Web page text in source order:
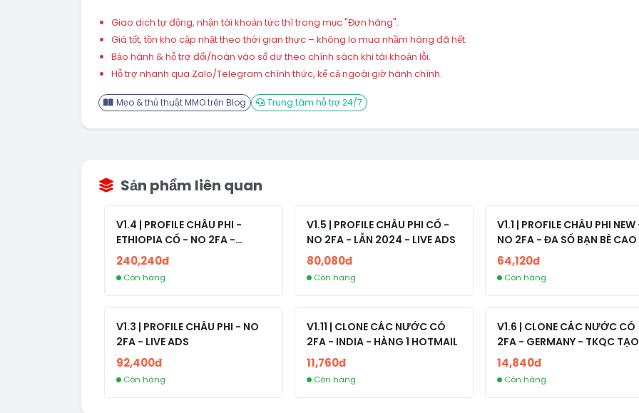
Giao dịch tự động, nhận tài khoản tức thì trong mục "Đơn hàng".
Giá tốt, tồn kho cập nhật theo thời gian thực – không lo mua nhầm hàng đã hết.
Bảo hành & hỗ trợ đổi/hoàn vào số dư theo chính sách khi tài khoản lỗi.
Hỗ trợ nhanh qua Zalo/Telegram chính thức, kể cả ngoài giờ hành chính.
Mẹo & thủ thuật MMO trên Blog Trung tâm hỗ trợ 24/7
Sản phẩm liên quan
V1.4 | PROFILE CHÂU PHI -
ETHIOPIA CỔ - NO 2FA -
RANDOM BẠN BÈ
240,240đ
Còn hàng
V1.5 | PROFILE CHÂU PHI CỔ -
NO 2FA - LẪN 2024 - LIVE ADS
80,080đ
Còn hàng
V1.1 | PROFILE CHÂU PHI
NO 2FA - ĐA SỐ BẠN BÈ CAO
64,120đ
Còn hàng
V1.3 | PROFILE CHÂU PHI - NO
2FA - LIVE ADS
92,400đ
Còn hàng
V1.11 | CLONE CÁC NƯỚC CÓ
2FA - INDIA - HÀNG 1 HOTMAIL
11,760đ
Còn hàng
V1.6 | CLONE CÁC NƯỚC CÓ
2FA - GERMANY - TKQC TẠO
TRÊN 3 NGÀY - LIVE ADS -
fviainboxes.com - CLONE
NEW KHÔNG BẢO HÀNH
14,840đ
Còn hàng